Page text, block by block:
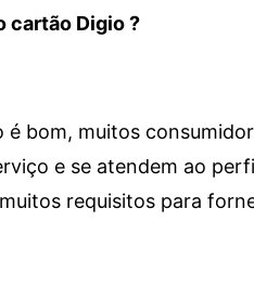
cartão Digio ?
bom, muitos
e se atendem ao
requisitos para